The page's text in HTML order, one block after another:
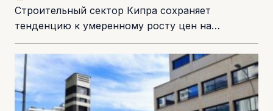
Строительный сектор Кипра сохраняет
тенденцию к умеренному росту цен на
материалы, несмотря на постепенную
стабилизацию мировой инфляции и
логистических цепочек....